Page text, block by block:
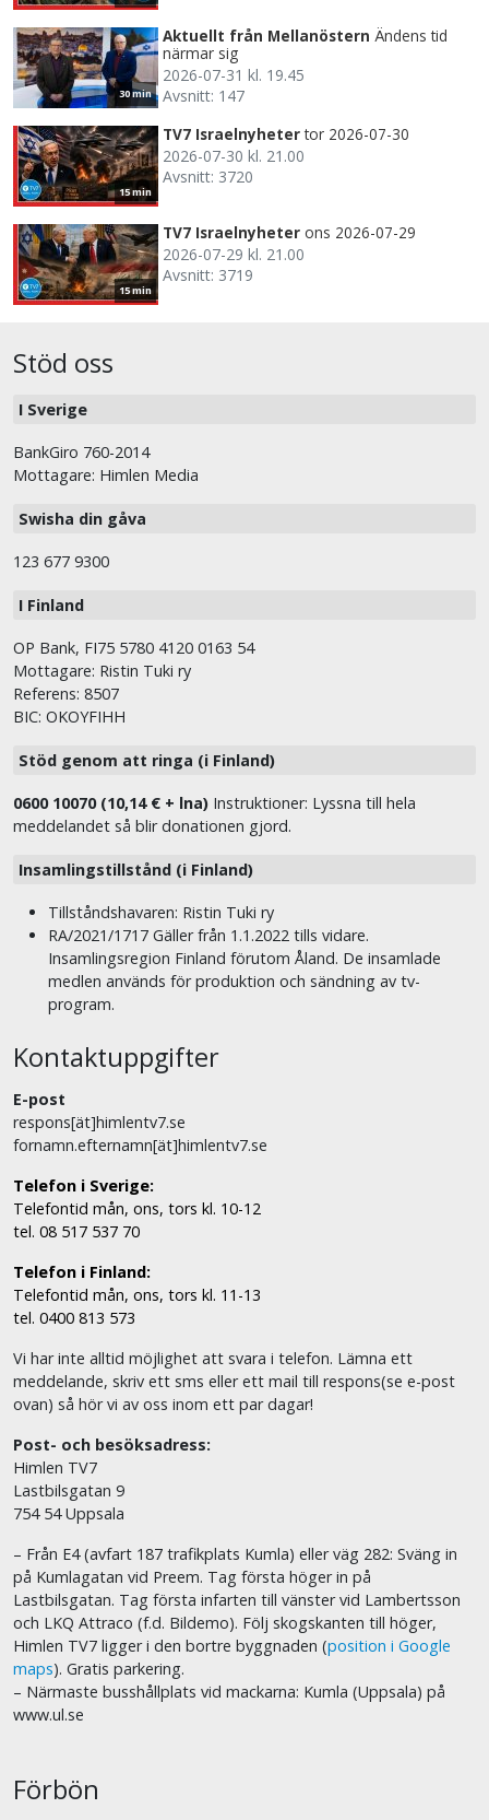
30 min
Aktuellt från Mellanöstern Ändens tid
närmar sig
2026-07-31 kl. 19.45
Avsnitt: 147
15 min
TV7 Israelnyheter tor 2026-07-30
2026-07-30 kl. 21.00
Avsnitt: 3720
15 min
TV7 Israelnyheter ons 2026-07-29
2026-07-29 kl. 21.00
Avsnitt: 3719
Stöd oss
I Sverige
BankGiro 760-2014
Mottagare: Himlen Media
Swisha din gåva
123 677 9300
I Finland
OP Bank, FI75 5780 4120 0163 54
Mottagare: Ristin Tuki ry
Referens: 8507
BIC: OKOYFIHH
Stöd genom att ringa (i Finland)
0600 10070 (10,14 € + lna) Instruktioner: Lyssna till hela
meddelandet så blir donationen gjord.
Insamlingstillstånd (i Finland)
Tillståndshavaren: Ristin Tuki ry
RA/2021/1717 Gäller från 1.1.2022 tills vidare.
Insamlingsregion Finland förutom Åland. De insamlade
medlen används för produktion och sändning av tv-
program.
Kontaktuppgifter
E-post
respons[ät]himlentv7.se
fornamn.efternamn[ät]himlentv7.se
Telefon i Sverige:
Telefontid mån, ons, tors kl. 10-12
tel. 08 517 537 70
Telefon i Finland:
Telefontid mån, ons, tors kl. 11-13
tel. 0400 813 573
Vi har inte alltid möjlighet att svara i telefon. Lämna ett
meddelande, skriv ett sms eller ett mail till respons(se e-post
ovan) så hör vi av oss inom ett par dagar!
Post- och besöksadress:
Himlen TV7
Lastbilsgatan 9
754 54 Uppsala
– Från E4 (avfart 187 trafikplats Kumla) eller väg 282: Sväng in
på Kumlagatan vid Preem. Tag första höger in på
Lastbilsgatan. Tag första infarten till vänster vid Lambertsson
och LKQ Attraco (f.d. Bildemo). Följ skogskanten till höger,
Himlen TV7 ligger i den bortre byggnaden (position i Google
maps). Gratis parkering.
– Närmaste busshållplats vid mackarna: Kumla (Uppsala) på
www.ul.se
Förbön